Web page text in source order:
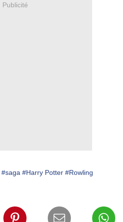
Publicité
#saga #Harry Potter #Rowling